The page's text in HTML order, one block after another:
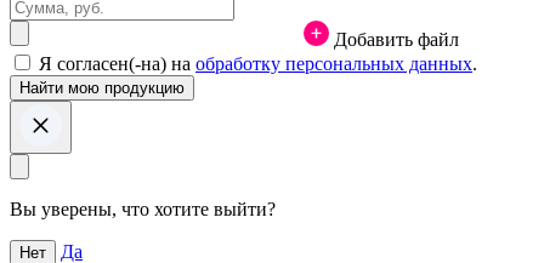
Добавить файл
Я согласен(-на) на обработку персональных данных.
Вы уверены, что хотите выйти?
Нет Да